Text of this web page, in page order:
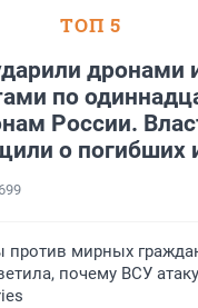
ТОП 5
дронами
по
России.
о погибших
против мирных
почему ВСУ